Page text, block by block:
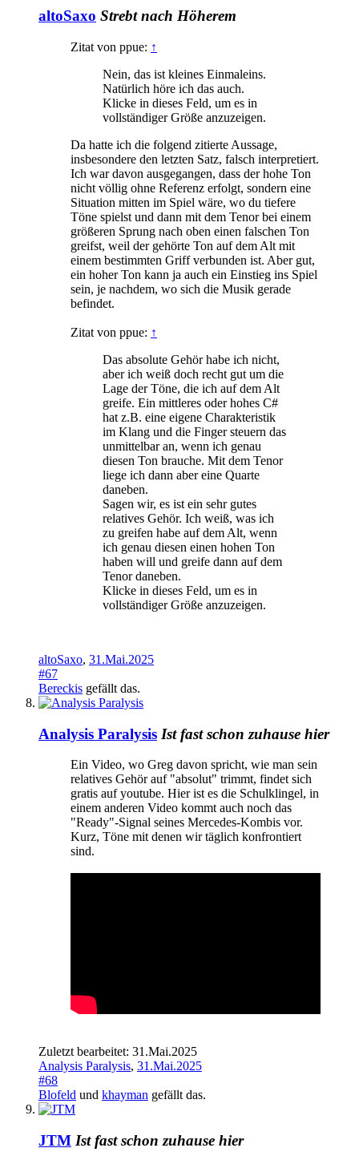
altoSaxo Strebt nach Höherem
Zitat von ppue: ↑
Nein, das ist kleines Einmaleins.
Natürlich höre ich das auch.
Klicke in dieses Feld, um es in
vollständiger Größe anzuzeigen.
Da hatte ich die folgend zitierte Aussage,
insbesondere den letzten Satz, falsch interpretiert.
Ich war davon ausgegangen, dass der hohe Ton
nicht völlig ohne Referenz erfolgt, sondern eine
Situation mitten im Spiel wäre, wo du tiefere
Töne spielst und dann mit dem Tenor bei einem
größeren Sprung nach oben einen falschen Ton
greifst, weil der gehörte Ton auf dem Alt mit
einem bestimmten Griff verbunden ist. Aber gut,
ein hoher Ton kann ja auch ein Einstieg ins Spiel
sein, je nachdem, wo sich die Musik gerade
befindet.
Zitat von ppue: ↑
Das absolute Gehör habe ich nicht,
aber ich weiß doch recht gut um die
Lage der Töne, die ich auf dem Alt
greife. Ein mittleres oder hohes C#
hat z.B. eine eigene Charakteristik
im Klang und die Finger steuern das
unmittelbar an, wenn ich genau
diesen Ton brauche. Mit dem Tenor
liege ich dann aber eine Quarte
daneben.
Sagen wir, es ist ein sehr gutes
relatives Gehör. Ich weiß, was ich
zu greifen habe auf dem Alt, wenn
ich genau diesen einen hohen Ton
haben will und greife dann auf dem
Tenor daneben.
Klicke in dieses Feld, um es in
vollständiger Größe anzuzeigen.
altoSaxo, 31.Mai.2025
#67
Bereckis gefällt das.
Analysis Paralysis Ist fast schon zuhause hier
Ein Video, wo Greg davon spricht, wie man sein
relatives Gehör auf "absolut" trimmt, findet sich
gratis auf youtube. Hier ist es die Schulklingel, in
einem anderen Video kommt auch noch das
"Ready"-Signal seines Mercedes-Kombis vor.
Kurz, Töne mit denen wir täglich konfrontiert
sind.
Zuletzt bearbeitet: 31.Mai.2025
Analysis Paralysis, 31.Mai.2025
#68
Blofeld und khayman gefällt das.
JTM Ist fast schon zuhause hier